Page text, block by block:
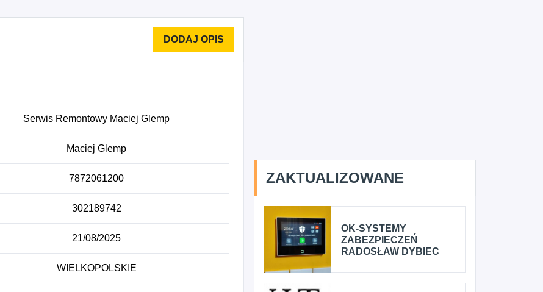
Serwis Remontowy Maciej Glemp
Maciej Glemp
7872061200
302189742
21/08/2025
WIELKOPOLSKIE
ZAKTUALIZOWANE
OK-SYSTEMY
ZABEZPIECZEŃ
RADOSŁAW DYBIEC